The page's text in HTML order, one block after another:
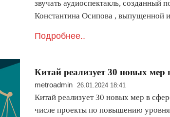
звучать аудиоспектакль, созданный
Константина Осипова , выпущенной
Подробнее..
Китай реализует 30 новых мер
metroadmin 26.01.2024 18:41
Китай реализует 30 новых мер в
числе проекты по повышению